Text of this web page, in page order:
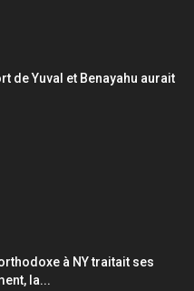
de Yuval et Benayahu aurait
à NY traitait ses
la...